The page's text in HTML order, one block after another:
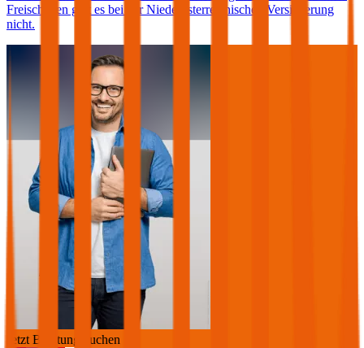
Freischaden gibt es bei der Niederösterreichischen Versicherung
nicht.
Jetzt Beratung buchen